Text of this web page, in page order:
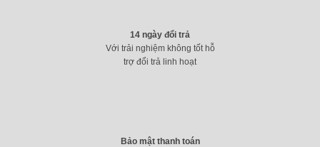
14 ngày đổi trả
Với trải nghiệm không tốt hỗ
trợ đổi trả linh hoạt
Bảo mật thanh toán